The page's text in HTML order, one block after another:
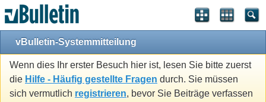
vBulletin-Systemmitteilung
Wenn dies Ihr erster Besuch hier ist, lesen Sie bitte zuerst
die Hilfe - Häufig gestellte Fragen durch. Sie müssen
sich vermutlich registrieren, bevor Sie Beiträge verfassen